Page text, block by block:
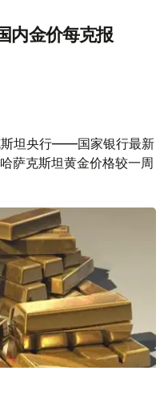
内金价每克报
斯坦央行——国家银行最新
萨克斯坦黄金价格较一周